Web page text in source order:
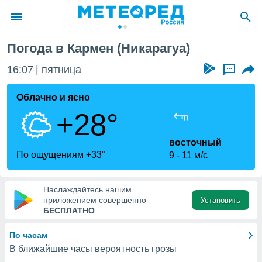
о
Вы можете
к этому
доступ
Погода в Кармен (Никарагуа)
16:07 пятница ...
Облачно и ясно
+28°
По ощущениям +33°
восточный
9
11 м/с
Наслаждайтесь нашим
приложением совершенно
БЕСПЛАТНО
Установить
По часам
В ближайшие часы вероятность грозы